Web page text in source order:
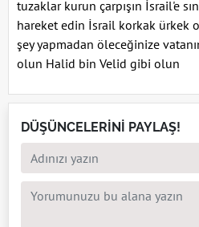
tuzaklar kurun çarpışın İsrail'e
hareket edin İsrail korkak ürkek
şey yapmadan öleceğinize
olun Halid bin Velid gibi olun
DÜŞÜNCELERİNİ PAYLAŞ!